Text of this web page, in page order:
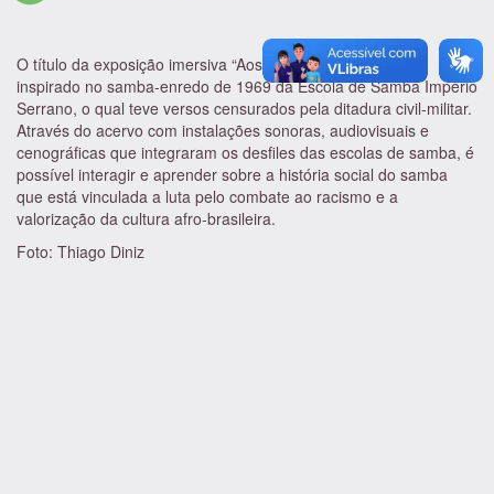
O título da exposição imersiva “Aos Heróis da Liberdade” é
inspirado no samba-enredo de 1969 da Escola de Samba Império
Serrano, o qual teve versos censurados pela ditadura civil-militar.
Através do acervo com instalações sonoras, audiovisuais e
cenográficas que integraram os desfiles das escolas de samba, é
possível interagir e aprender sobre a história social do samba
que está vinculada a luta pelo combate ao racismo e a
valorização da cultura afro-brasileira.
Foto: Thiago Diniz